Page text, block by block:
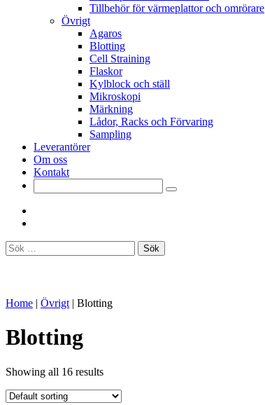
Tillbehör för värmeplattor och omrörare
Övrigt
Agaros
Blotting
Cell Straining
Flaskor
Kylblock och ställ
Mikroskopi
Märkning
Lådor, Racks och Förvaring
Sampling
Leverantörer
Om oss
Kontakt
Sök
efter:
Home | Övrigt | Blotting
Blotting
Showing all 16 results